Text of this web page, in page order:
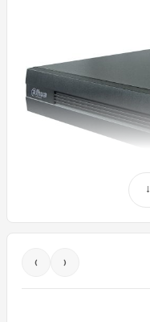
‹
›